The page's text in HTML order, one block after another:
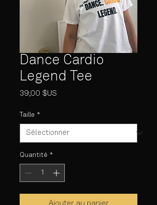
Dance Cardio
Legend Tee
39,00 $US
Taille *
Quantité *
Ajouter au panier